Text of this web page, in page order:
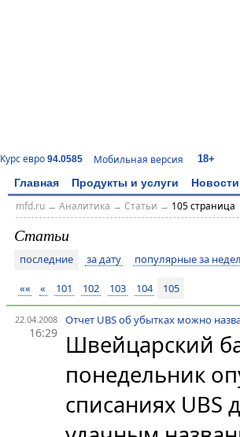
Курс евро 94.0585 Мобильная версия 18+
Главная Продукты и услуги Новости
mfd.ru→ Аналитика → Статьи → 105 страница
Статьи
последние за дату популярные за
«« « 101 102 103 104 105
22.04.2008
16:29
Отчет UBS об убытках можно
Швейцарский
понедельник
списаниях UBS